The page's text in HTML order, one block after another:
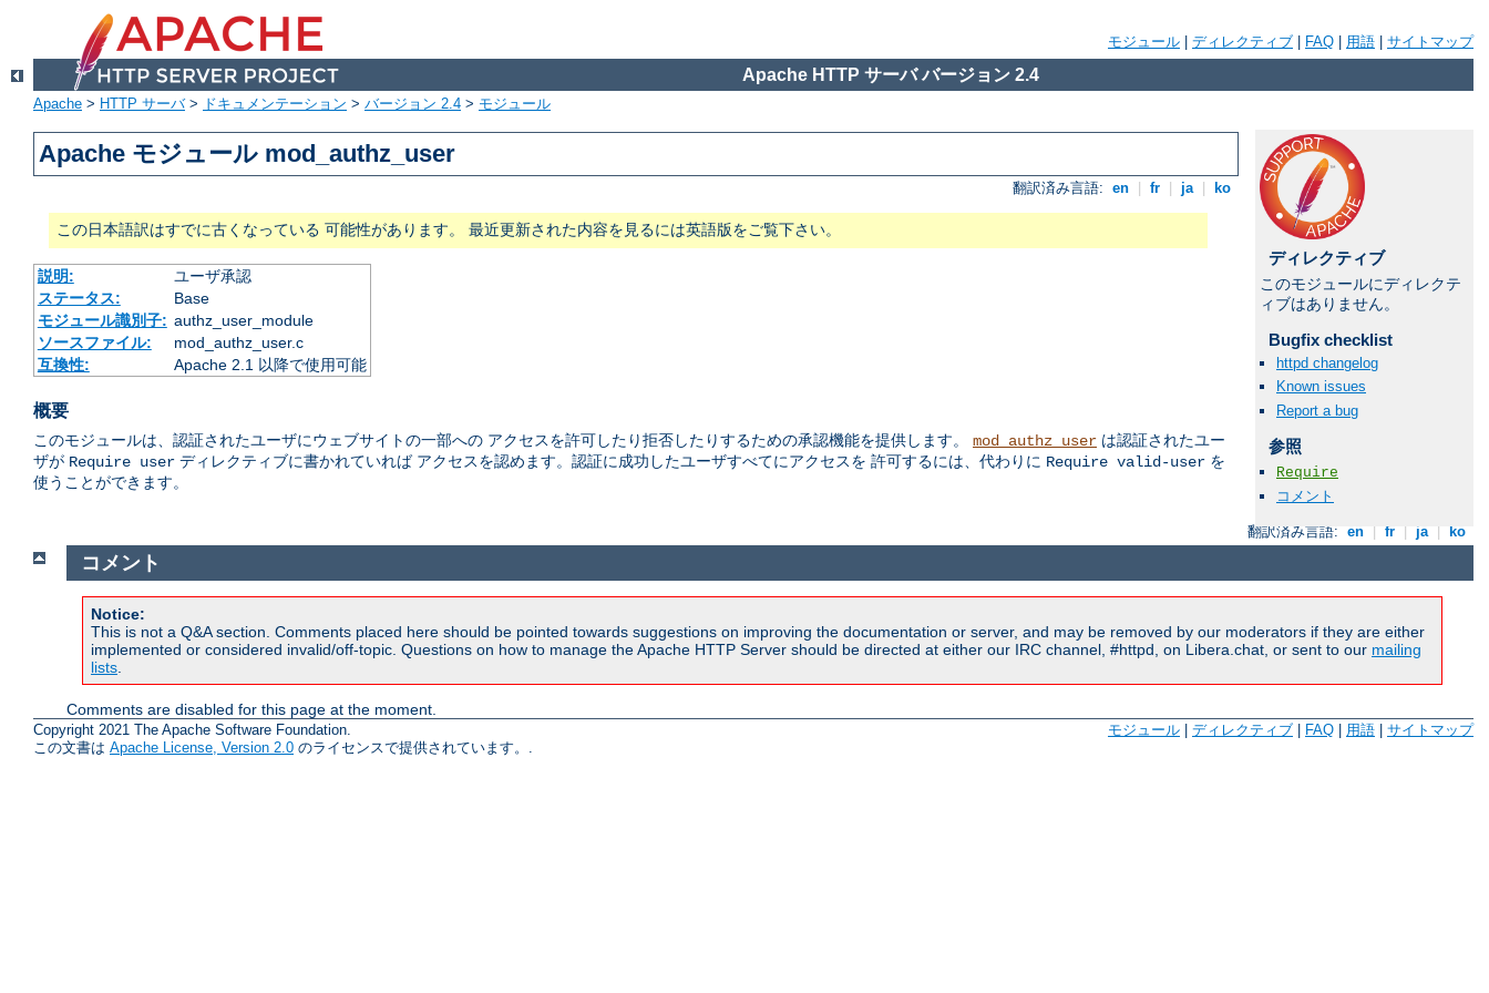
モジュール ディレクティブ FAQ 用語 サイトマップ
Apache HTTP サーバ バージョン 2.4
Apache > HTTP サーバ> ドキュメンテーション > バージョン 2.4 > モジュール
Apache モジュール mod_authz_user
翻訳済み言語: en fr ja ko
この日本語訳はすでに古くなっている 可能性があります。 最近更新された内容を見るには英語版をご覧下さい。
説明:
ユーザ承認
ステータス:
Base
モジュール識別子: authz_user_module
ソースファイル:
mod_authz_user.c
互換性:
Apache 2.1 以降で使用可能
概要
このモジュールは、認証されたユーザにウェブサイトの一部への アクセスを許可したり拒否したりするための承認機能を提供します。 mod_authz_user は認証されたユー
ザが Require user ディレクティブに書かれていれば アクセスを認めます。認証に成功したユーザすべてにアクセスを 許可するには、代わりに Require valid-user を
使うことができます。
ディレクティブ
このモジュールにディレクテ
ィブはありません。
Bugfix checklist
httpd changelog
Known issues
Report a bug
参照
Require
コメント
翻訳済み言語: en | fr | ja | ko
コメント
Notice:
This is not a Q&A section. Comments placed here should be pointed towards suggestions on improving the documentation or server, and may be removed by our moderators if they are either
implemented or considered invalid/off-topic. Questions on how to manage the Apache HTTP Server should be directed at either our IRC channel, #httpd, on Libera.chat, or sent to our mailing
lists
Comments are disabled for this page at the moment.
Copyright 2021 The Apache Software Foundation.
この文書は Apache License, Version 2.0 のライセンスで提供されています。.
モジュール ディレクティブ FAQ 用語 サイトマップ